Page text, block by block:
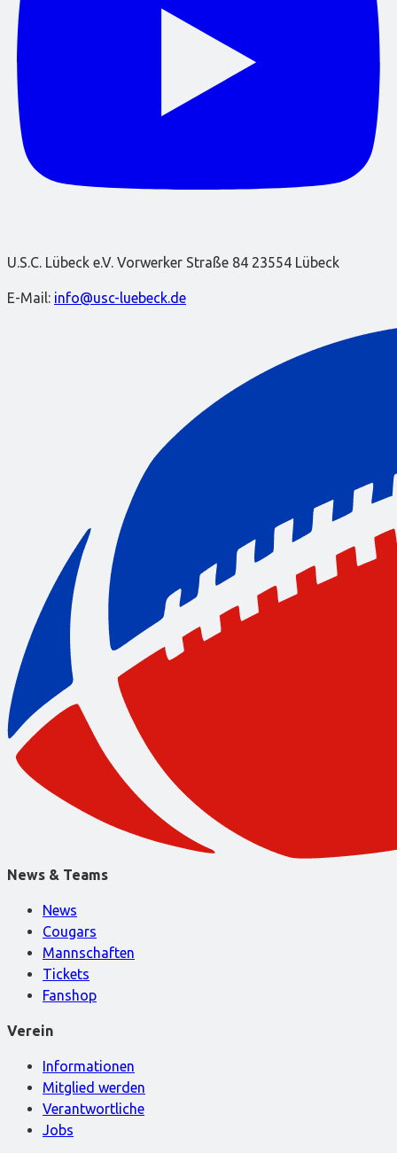
U.S.C. Lübeck e.V. Vorwerker Straße 84 23554 Lübeck
E-Mail: info@usc-luebeck.de
News & Teams
News
Cougars
Mannschaften
Tickets
Fanshop
Verein
Informationen
Mitglied werden
Verantwortliche
Jobs